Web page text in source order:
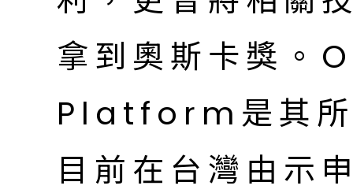
拿到奧斯卡獎
Platform是其所
目前在台灣由示